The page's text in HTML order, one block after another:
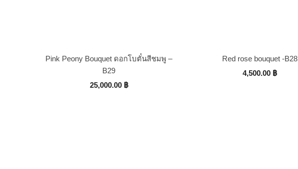
Pink Peony Bouquet ดอกโบตั๋นสีชมพู –
B29
25,000.00 ฿
Red rose bouquet -B28
4,500.00 ฿